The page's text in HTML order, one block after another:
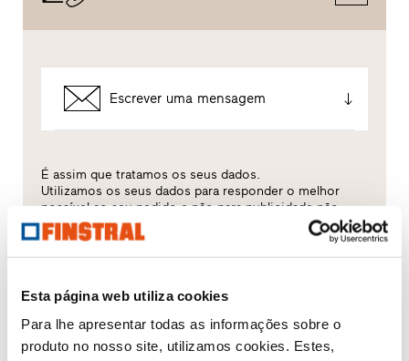
Esta página web utiliza cookies
Para lhe apresentar todas as informações sobre o
produto no nosso site, utilizamos cookies. Estes,
Escrever uma mensagem
É assim que tratamos os seus dados.
Utilizamos os seus dados para responder o melhor
possível ao seu pedido e não para publicidade não
solicitada. Transmitimo-los diretamente ao distribuidor
partner escolhido, exclusivamente para esse fim. Todos
os pormenores do tratamento de dados estão
Qual é o tema que mais lhe interessa?